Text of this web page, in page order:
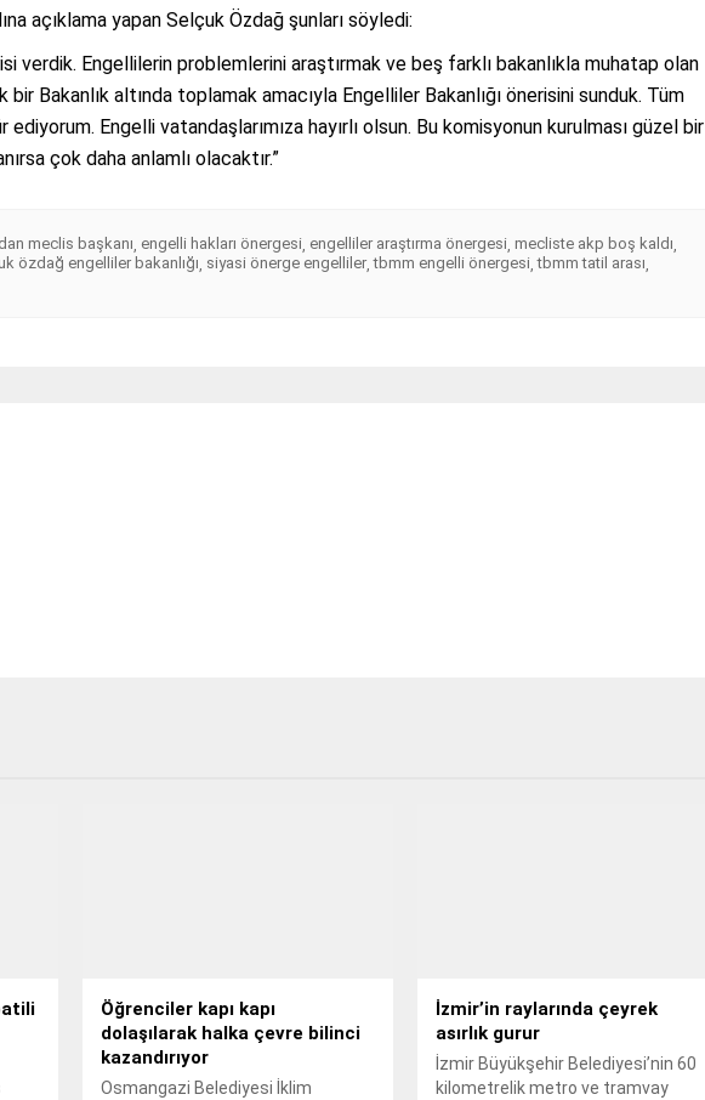
açıklama yapan Selçuk Özdağ şunları söyledi:
verdik. Engellilerin problemlerini araştırmak ve beş farklı bakanlıkla muhatap olan
Bakanlık altında toplamak amacıyla Engelliler Bakanlığı önerisini sunduk. Tüm
Engelli vatandaşlarımıza hayırlı olsun. Bu komisyonun kurulması güzel bir
çok daha anlamlı olacaktır.”
meclis başkanı, engelli hakları önergesi, engelliler araştırma önergesi, mecliste akp boş kaldı,
özdağ engelliler bakanlığı, siyasi önerge engelliler,tbmm engelli önergesi,tbmm tatil arası,
Öğrenciler kapı kapı
dolaşılarak halka çevre bilinci
kazandırıyor
Osmangazi Belediyesi İklim
İzmir’in raylarında çeyrek
asırlık gurur
İzmir Büyükşehir Belediyesi’nin 60
kilometrelik metro ve tramvay